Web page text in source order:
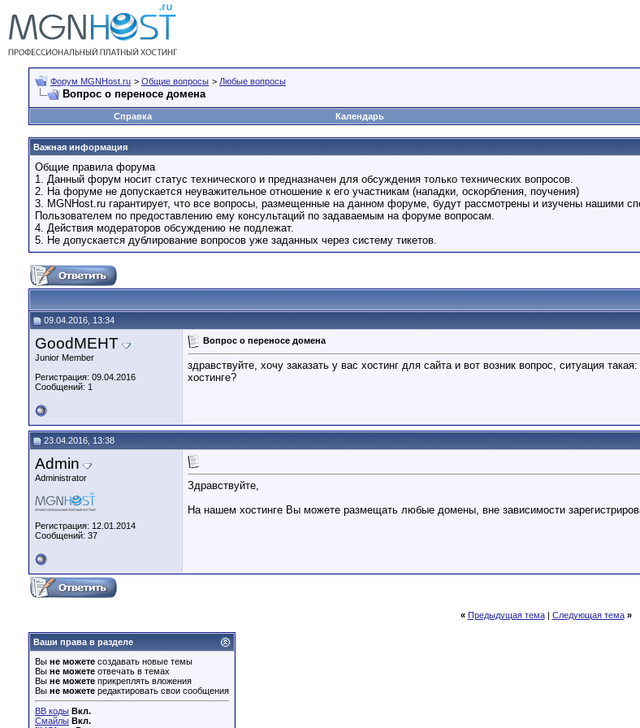
Форум MGNHost.ru > Общие вопросы > Любые вопросы
Вопрос о переносе домена
Справка
Календарь
Важная информация
Общие правила форума
1. Данный форум носит статус технического и предназначен для обсуждения только технических вопросов.
2. На форуме не допускается неуважительное отношение к его участникам (нападки, оскорбления, поучения)
3. MGNHost.ru гарантирует, что все вопросы, размещенные на данном форуме, будут рассмотрены и изучены нашими
Пользователем по предоставлению ему консультаций по задаваемым на форуме вопросам.
4. Действия модераторов обсуждению не подлежат.
5. Не допускается дублирование вопросов уже заданных через систему тикетов.
09.04.2016, 13:34
GoodMEHT
Junior Member
Регистрация: 09.04.2016
Сообщений: 1
Вопрос о переносе домена
здравствуйте, хочу заказать у вас хостинг для сайта и вот возник вопрос, ситуация
хостинге?
23.04.2016, 13:38
Admin
Administrator
Регистрация: 12.01.2014
Сообщений: 37
Здравствуйте,
На нашем хостинге Вы можете размещать любые домены, вне зависимости
« Предыдущая тема| Следующая тема »
Ваши права в разделе
Вы не можете создавать новые темы
Вы не можете отвечать в темах
Вы не можете прикреплять вложения
Вы не можете редактировать свои сообщения
BB коды Вкл.
Смайлы Вкл.